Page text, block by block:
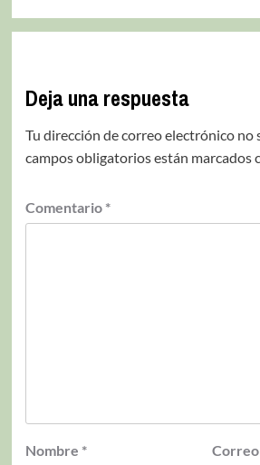
Deja una respuesta
Tu dirección de correo electrónico no
campos obligatorios están marcados
Comentario *
Nombre *
Correo